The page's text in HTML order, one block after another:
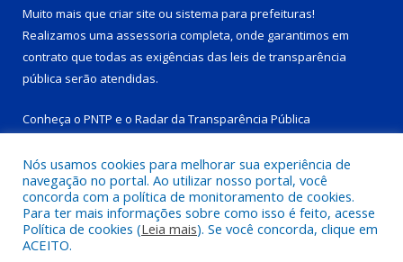
Muito mais que criar site ou sistema para prefeituras!
Realizamos uma assessoria completa, onde garantimos em
contrato que todas as exigências das leis de transparência
pública serão atendidas.
Conheça o PNTP e o Radar da Transparência Pública
Todos os direitos reservados a Prefeitura Municipal de Tucuruí-
PA.
Nós usamos cookies para melhorar sua experiência de
navegação no portal. Ao utilizar nosso portal, você
concorda com a política de monitoramento de cookies.
Para ter mais informações sobre como isso é feito, acesse
Política de cookies (Leia mais). Se você concorda, clique em
ACEITO.